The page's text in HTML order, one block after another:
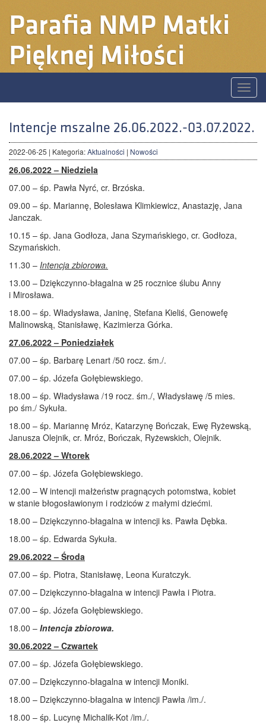
Parafia NMP Matki
Pięknej Miłości
Toggle
Intencje mszalne 26.06.2022.-03.07.2022.
2022-06-25 | Kategoria:Aktualności | Nowości
26.06.2022 – Niedziela
07.00 – śp. Pawła Nyrć, cr. Brzóska.
09.00 – śp. Mariannę, Bolesława Klimkiewicz, Anastazję, Jana
Janczak.
10.15 – śp. Jana Godłoza, Jana Szymańskiego, cr. Godłoza,
Szymańskich.
11.30 – Intencja zbiorowa.
13.00 – Dziękczynno-błagalna w 25 rocznice ślubu Anny
i Mirosława.
18.00 – śp. Władysława, Janinę, Stefana Kieliś, Genowefę
Malinowską, Stanisławę, Kazimierza Górka.
27.06.2022 – Poniedziałek
07.00 – śp. Barbarę Lenart /50 rocz. śm./.
07.00 – śp. Józefa Gołębiewskiego.
18.00 – śp. Władysława /19 rocz. śm./, Władysławę /5 mies.
po śm./ Sykuła.
18.00 – śp. Mariannę Mróz, Katarzynę Bończak, Ewę Ryżewską,
Janusza Olejnik, cr. Mróz, Bończak, Ryżewskich, Olejnik.
28.06.2022 – Wtorek
07.00 – śp. Józefa Gołębiewskiego.
12.00 – W intencji małżeństw pragnących potomstwa, kobiet
w stanie błogosławionym i rodziców z małymi dziećmi.
18.00 – Dziękczynno-błagalna w intencji ks. Pawła Dębka.
18.00 – śp. Edwarda Sykuła.
29.06.2022 – Środa
07.00 – śp. Piotra, Stanisławę, Leona Kuratczyk.
07.00 – Dziękczynno-błagalna w intencji Pawła i Piotra.
07.00 – śp. Józefa Gołębiewskiego.
18.00 – Intencja zbiorowa.
30.06.2022 – Czwartek
07.00 – śp. Józefa Gołębiewskiego.
07.00 – Dziękczynno-błagalna w intencji Moniki.
18.00 – Dziękczynno-błagalna w intencji Pawła /im./.
18.00 – śp. Lucynę Michalik-Kot /im./.